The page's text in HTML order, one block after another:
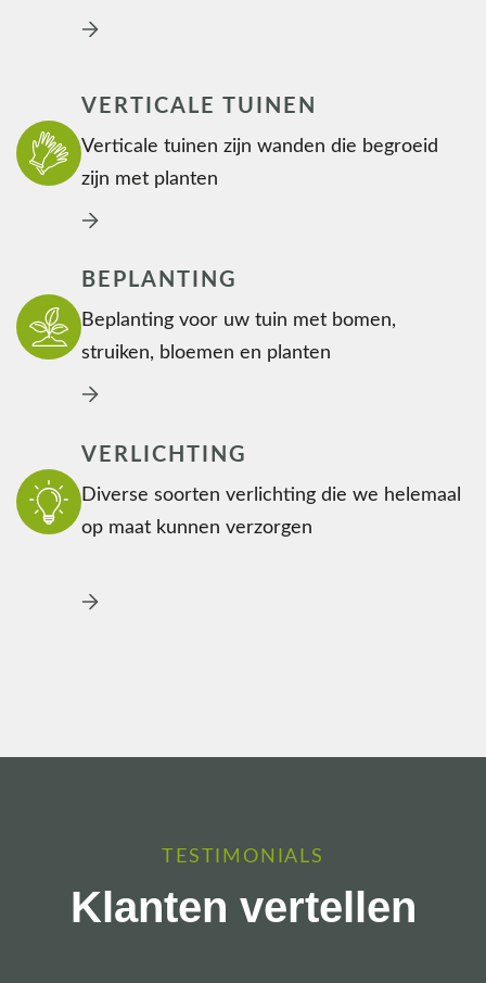
VERTICALE TUINEN
Verticale tuinen zijn wanden die begroeid
zijn met planten
BEPLANTING
Beplanting voor uw tuin met bomen,
struiken, bloemen en planten
VERLICHTING
Diverse soorten verlichting die we helemaal
op maat kunnen verzorgen
TESTIMONIALS
Klanten vertellen